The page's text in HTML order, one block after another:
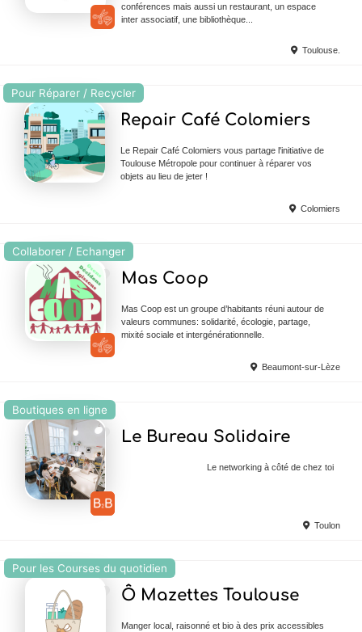
conférences mais aussi un restaurant, un espace
inter associatif, une bibliothèque...
Toulouse.
Pour Réparer / Recycler
Repair Café Colomiers
Le Repair Café Colomiers vous partage l'initiative de
Toulouse Métropole pour continuer à réparer vos
objets au lieu de jeter !
Colomiers
Collaborer / Echanger
Mas Coop
Mas Coop est un groupe d’habitants réuni autour de
valeurs communes: solidarité, écologie, partage,
mixité sociale et intergénérationnelle.
Beaumont-sur-Lèze
Boutiques en ligne
Le Bureau Solidaire
Le networking à côté de chez toi
Toulon
Pour les Courses du quotidien
Ajouter en Favoris
Ô Mazettes Toulouse
Manger local, raisonné et bio à des prix accessibles